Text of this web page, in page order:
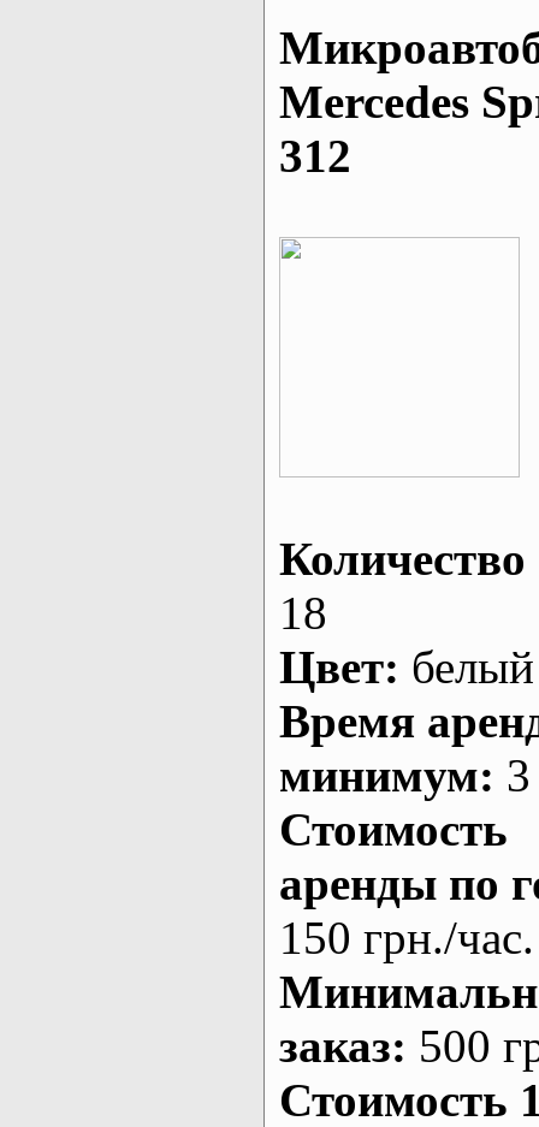
Mеrcedes
312
Количество
18
Цвет: белый
Время
минимум:
Стоимость
аренды по
150 грн./час.
заказ: 500
Стоимость